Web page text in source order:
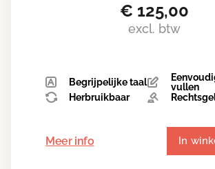
€ 125,00
excl. btw
Begrijpelijke taal
vullen
Herbruikbaar
Meer info In